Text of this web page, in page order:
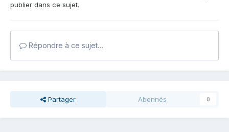
publier dans ce sujet.
Répondre à ce sujet…
Partager Abonnés 0